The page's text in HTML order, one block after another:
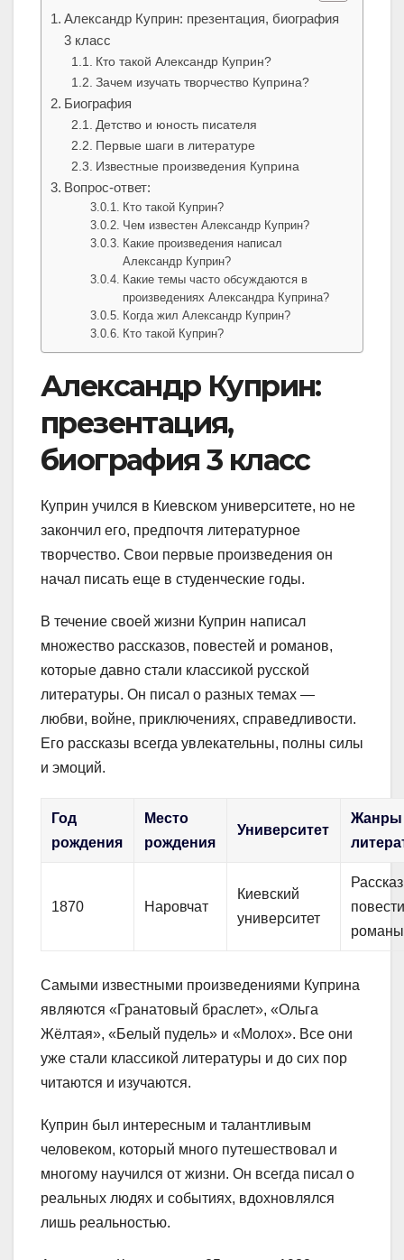
Александр Куприн: презентация, биография
3 класс
Кто такой Александр Куприн?
Зачем изучать творчество Куприна?
Биография
Детство и юность писателя
Первые шаги в литературе
Известные произведения Куприна
Вопрос-ответ:
Кто такой Куприн?
Чем известен Александр Куприн?
Какие произведения написал
Александр Куприн?
Какие темы часто обсуждаются в
произведениях Александра Куприна?
Когда жил Александр Куприн?
Кто такой Куприн?
Александр Куприн:
презентация,
биография 3 класс
Куприн учился в Киевском университете, но не
закончил его, предпочтя литературное
творчество. Свои первые произведения он
начал писать еще в студенческие годы.
В течение своей жизни Куприн написал
множество рассказов, повестей и романов,
которые давно стали классикой русской
литературы. Он писал о разных темах —
любви, войне, приключениях, справедливости.
Его рассказы всегда увлекательны, полны силы
и эмоций.
Год
рождения
Место
рождения
Университет
Жанры
1870 Наровчат
Киевский
университет
романы
Самыми известными произведениями Куприна
являются «Гранатовый браслет», «Ольга
Жёлтая», «Белый пудель» и «Молох». Все они
уже стали классикой литературы и до сих пор
читаются и изучаются.
Куприн был интересным и талантливым
человеком, который много путешествовал и
многому научился от жизни. Он всегда писал о
реальных людях и событиях, вдохновлялся
лишь реальностью.